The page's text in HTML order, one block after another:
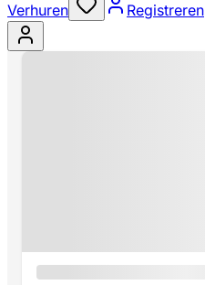
Verhuren Registreren